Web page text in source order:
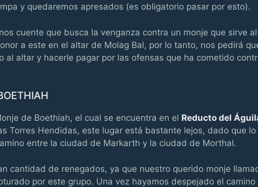
y quedaremos apresados (es obligatorio pasar por esto).
cuente que busca la venganza contra un monje que sirve al
a este en el altar de Molag Bal, por lo tanto, nos pedirá
al altar y hacerle pagar por las ofensas que ha cometido
de Boethiah, el cual se encuentra en el Reducto del
Torres Hendidas, este lugar está bastante lejos, dado que lo
entre la ciudad de Markarth y la ciudad de Morthal.
cantidad de renegados, ya que nuestro querido monje
por este grupo. Una vez hayamos despejado el camino